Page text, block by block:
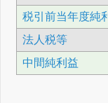
税引前当年度純
法人税等
中間純利益